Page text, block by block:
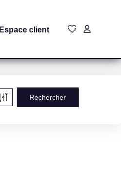
Espace client